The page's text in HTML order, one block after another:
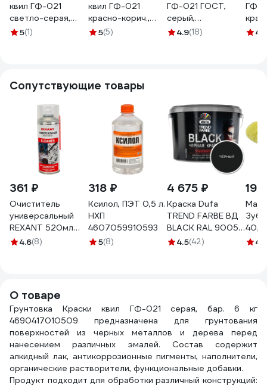
квил ГФ-021
светло-серая,
бар. 6 кг
5(1)
квил ГФ-021
красно-корич.,
бар. 6 кг
5(5)
ГФ-021 ГОСТ,
серый,
быстросохнущий,
4.9(18)
ГФ-
4.9
Сопутствующие товары
361 ₽
Очиститель
универсальный
REXANT 520мл
(400мл), аэрозоль
4.6(8)
318 ₽
Ксилол, ПЭТ 0,5 л.
НХП
4607059910593
5(8)
4 675 ₽
Краска Dufa
TREND FARBE ВД
BLACK RAL 9005,
10 л МП00-
4.5(42)
40,
мм,4.6
О товаре
Грунтовка Краски квил ГФ-021 серая, бар. 6 кг
4690417010509 предназначена для грунтования
поверхностей из черных металлов и дерева перед
нанесением различных эмалей. Состав содержит
алкидный лак, антикоррозионные пигменты, наполнители,
органические растворители, функциональные добавки.
Продукт подходит для обработки различный конструкций: